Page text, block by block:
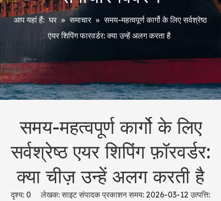
आप यहां हैं: घर » समाचार » समय-महत्वपूर्ण कार्गो के लिए सर्वश्रेष्ठ
एयर शिपिंग फारवर्डर: क्या उन्हें अलग करता है
समय-महत्वपूर्ण कार्गो के लिए
सर्वश्रेष्ठ एयर शिपिंग फ़ॉरवर्डर:
क्या चीज़ उन्हें अलग करती है
दृश्य: 0 लेखक: साइट संपादक प्रकाशन समय: 2026-03-12 उत्पत्ति: